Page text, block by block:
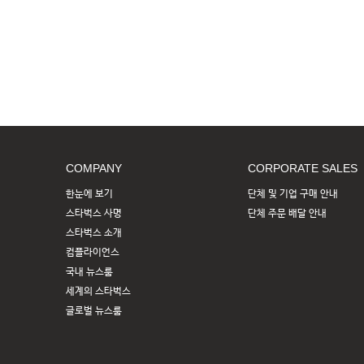
COMPANY
한눈에 보기
스타벅스 사명
스타벅스 소개
컴플라이언스
국내 뉴스룸
세계의 스타벅스
글로벌 뉴스룸
CORPORATE SALES
단체 및 기업 구매 안내
단체 주문 배달 안내